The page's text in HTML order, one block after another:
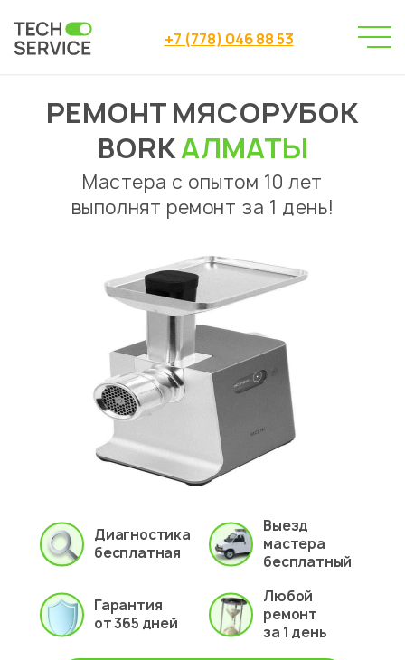
+7 (778) 046 88 53
Сервисный центр → Ремонт мясорубок
Ремонт мясорубок Bork Алматы
РЕМОНТ МЯСОРУБОК
BORKАЛМАТЫ
Мастера с опытом 10 лет
выполнят ремонт за 1 день!
Диагностика
бесплатная
Выезд
мастера
бесплатный
Гарантия
от 365 дней
Любой
ремонт
за 1 день